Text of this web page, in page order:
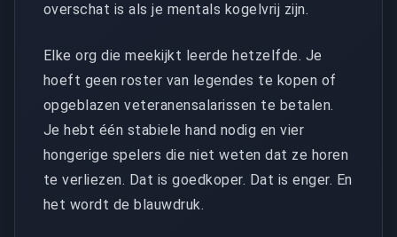
overschat is als je mentals kogelvrij zijn.
Elke org die meekijkt leerde hetzelfde. Je
hoeft geen roster van legendes te kopen of
opgeblazen veteranensalarissen te betalen.
Je hebt één stabiele hand nodig en vier
hongerige spelers die niet weten dat ze horen
te verliezen. Dat is goedkoper. Dat is enger. En
het wordt de blauwdruk.